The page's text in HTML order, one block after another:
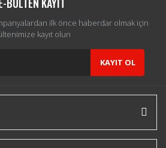
ilk önce haberdar olmak için
kayıt olun
KAYIT OL